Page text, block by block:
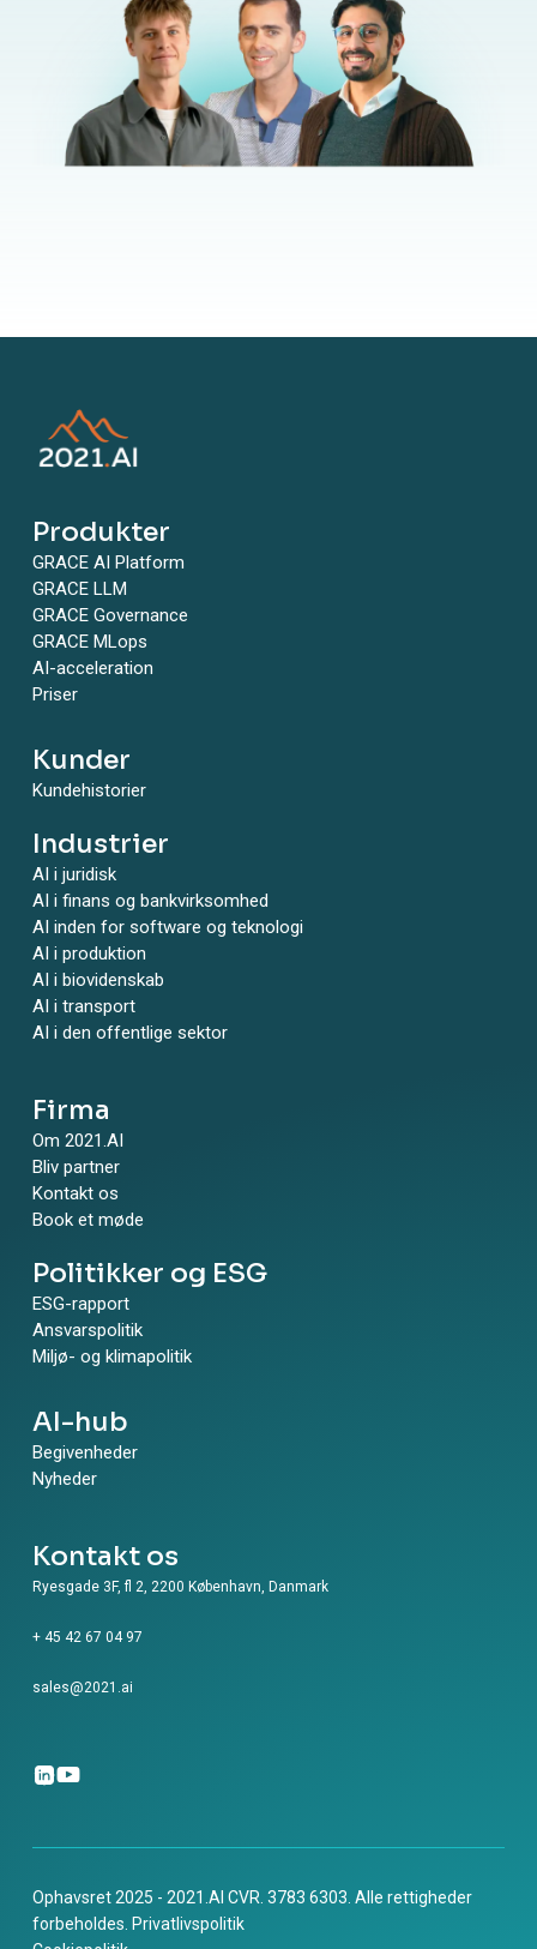
Produkter
GRACE AI Platform
GRACE LLM
GRACE Governance
GRACE MLops
AI-acceleration
Priser
Kunder
Kundehistorier
Industrier
AI i juridisk
AI i finans og bankvirksomhed
AI inden for software og teknologi
AI i produktion
AI i biovidenskab
AI i transport
AI i den offentlige sektor
Firma
Om 2021.AI
Bliv partner
Kontakt os
Book et møde
Politikker og ESG
ESG-rapport
Ansvarspolitik
Miljø- og klimapolitik
AI-hub
Begivenheder
Nyheder
Kontakt os
Ryesgade 3F, fl 2, 2200 København, Danmark
+ 45 42 67 04 97
sales@2021.ai
Ophavsret 2025 - 2021.AI CVR. 3783 6303. Alle rettigheder
forbeholdes. Privatlivspolitik